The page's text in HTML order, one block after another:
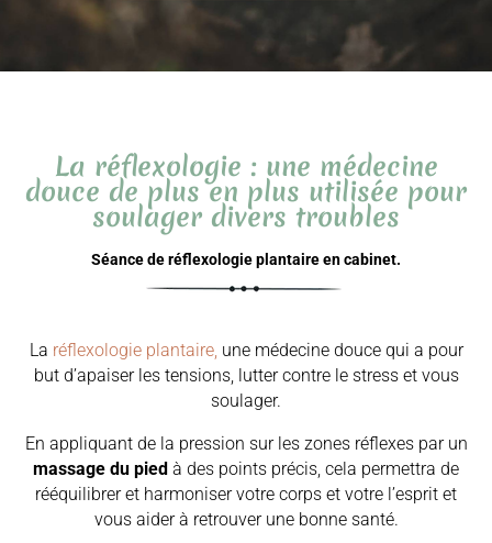
La réflexologie : une médecine
douce de plus en plus utilisée pour
soulager divers troubles
Séance de réflexologie plantaire en cabinet.
La réflexologie plantaire, une médecine douce qui a pour
but d’apaiser les tensions, lutter contre le stress et vous
soulager.
En appliquant de la pression sur les zones réflexes par un
massage du pied à des points précis, cela permettra de
rééquilibrer et harmoniser votre corps et votre l’esprit et
vous aider à retrouver une bonne santé.